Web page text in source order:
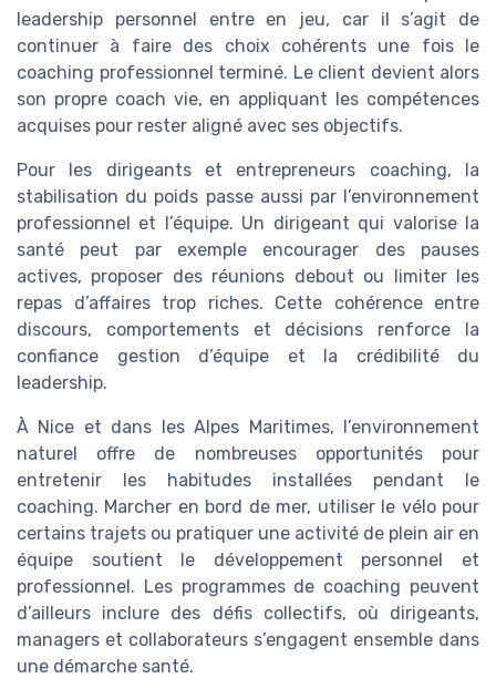
leadership personnel entre en jeu, car il s’agit de
continuer à faire des choix cohérents une fois le
coaching professionnel terminé. Le client devient alors
son propre coach vie, en appliquant les compétences
acquises pour rester aligné avec ses objectifs.
Pour les dirigeants et entrepreneurs coaching, la
stabilisation du poids passe aussi par l’environnement
professionnel et l’équipe. Un dirigeant qui valorise la
santé peut par exemple encourager des pauses
actives, proposer des réunions debout ou limiter les
repas d’affaires trop riches. Cette cohérence entre
discours, comportements et décisions renforce la
confiance gestion d’équipe et la crédibilité du
leadership.
À Nice et dans les Alpes Maritimes, l’environnement
naturel offre de nombreuses opportunités pour
entretenir les habitudes installées pendant le
coaching. Marcher en bord de mer, utiliser le vélo pour
certains trajets ou pratiquer une activité de plein air en
équipe soutient le développement personnel et
professionnel. Les programmes de coaching peuvent
d’ailleurs inclure des défis collectifs, où dirigeants,
managers et collaborateurs s’engagent ensemble dans
une démarche santé.